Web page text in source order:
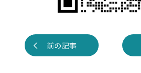
前の記事